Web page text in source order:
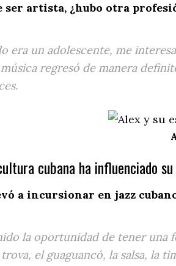
ser artista, ¿hubo otra
era un adolescente, me
regresó de manera
cubana ha influenciado
a incursionar en jazz
la oportunidad de tener una
el guaguancó, la salsa, la